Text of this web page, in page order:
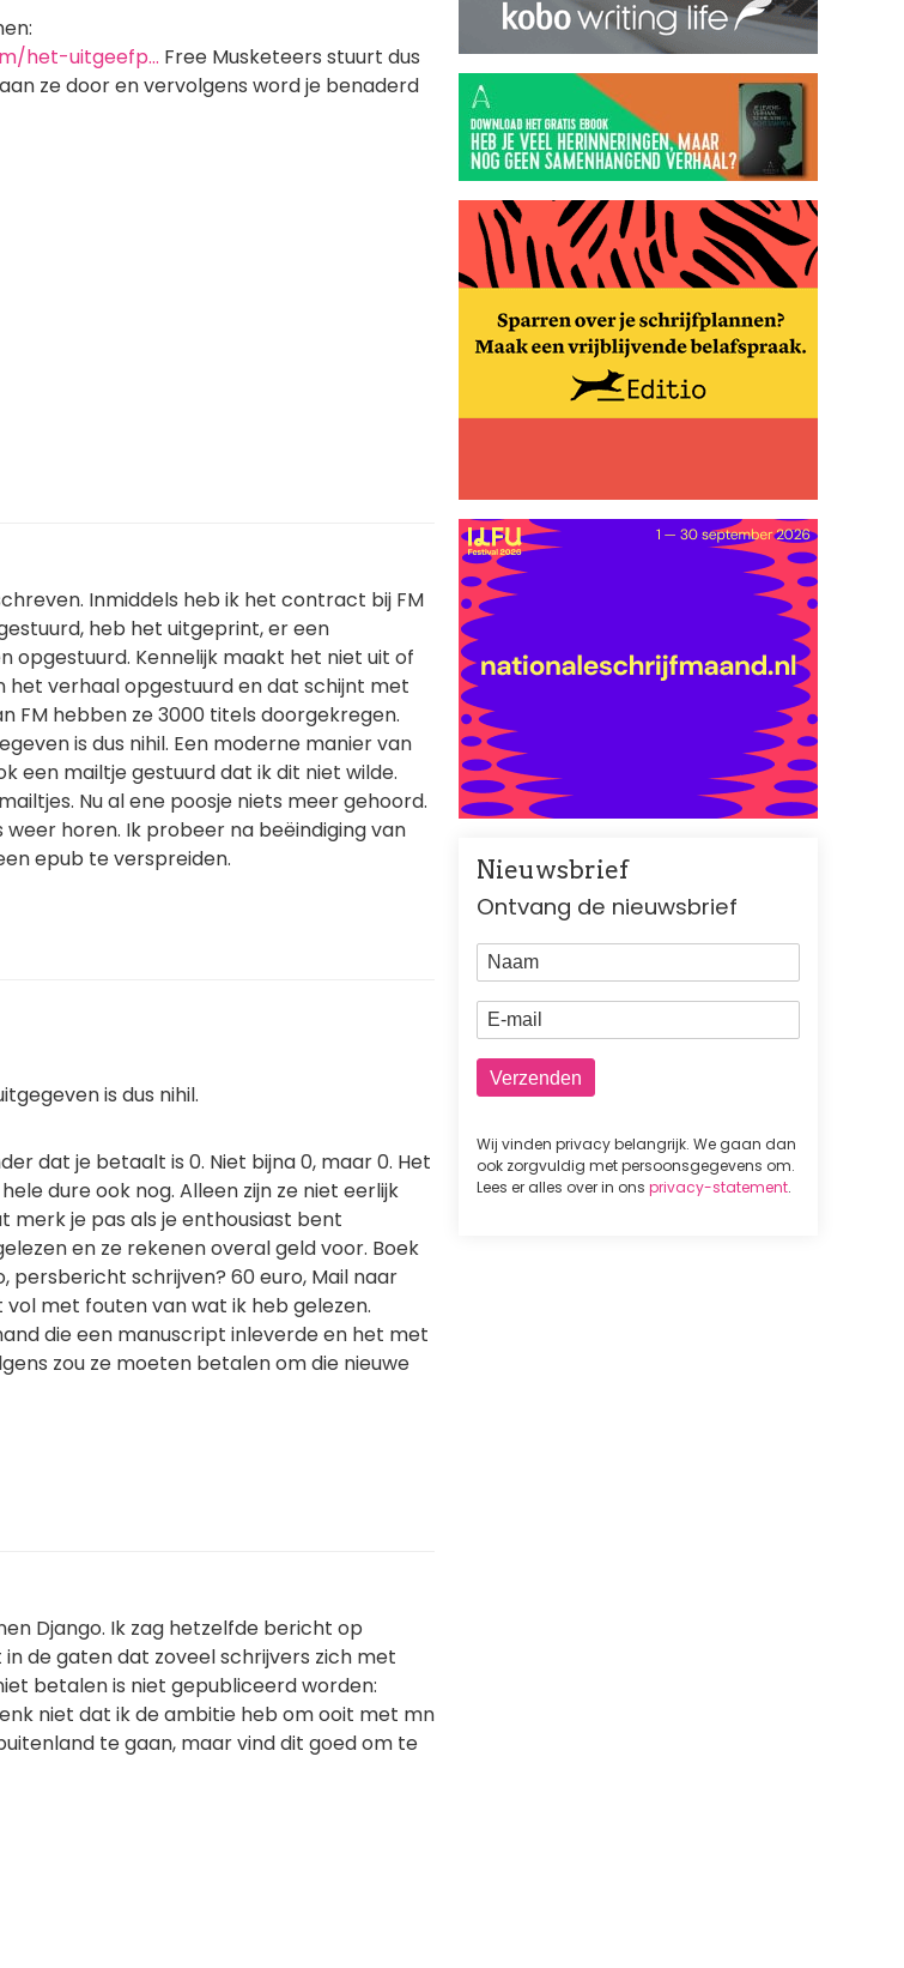
het-uitgeefp… Free Musketeers stuurt dus
ze door en vervolgens word je benaderd
Inmiddels heb ik het contract bij FM
heb het uitgeprint, er een
opgestuurd. Kennelijk maakt het niet uit of
het verhaal opgestuurd en dat schijnt met
FM hebben ze 3000 titels doorgekregen.
is dus nihil. Een moderne manier van
een mailtje gestuurd dat ik dit niet wilde.
Nu al ene poosje niets meer gehoord.
horen. Ik probeer na beëindiging van
epub te verspreiden.
is dus nihil.
dat je betaalt is 0. Niet bijna 0, maar 0. Het
dure ook nog. Alleen zijn ze niet eerlijk
je pas als je enthousiast bent
en ze rekenen overal geld voor. Boek
persbericht schrijven? 60 euro, Mail naar
vol met fouten van wat ik heb gelezen.
die een manuscript inleverde en het met
zou ze moeten betalen om die nieuwe
Django. Ik zag hetzelfde bericht op
de gaten dat zoveel schrijvers zich met
betalen is niet gepubliceerd worden:
niet dat ik de ambitie heb om ooit met mn
te gaan, maar vind dit goed om te
Nieuwsbrief
Ontvang de nieuwsbrief
Naam
E-mail
Wij vinden privacy belangrijk. We gaan dan
ook zorgvuldig met persoonsgegevens om.
Lees er alles over in ons privacy-statement.